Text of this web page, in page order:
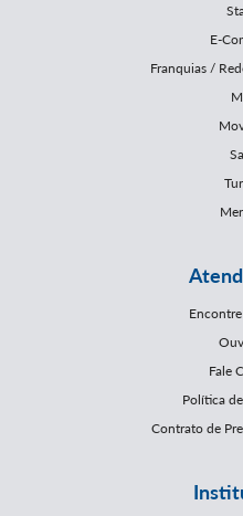
E-
Franquias /
Fale
Política
Contrato de